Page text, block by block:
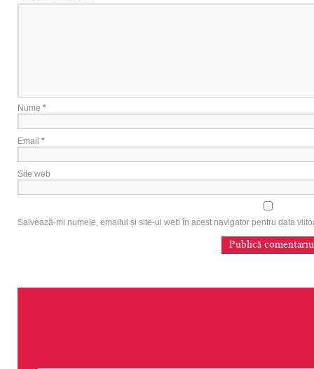
Nume *
Email *
Site web
Salvează-mi numele, emailul și site-ul web în acest navigator pentru data